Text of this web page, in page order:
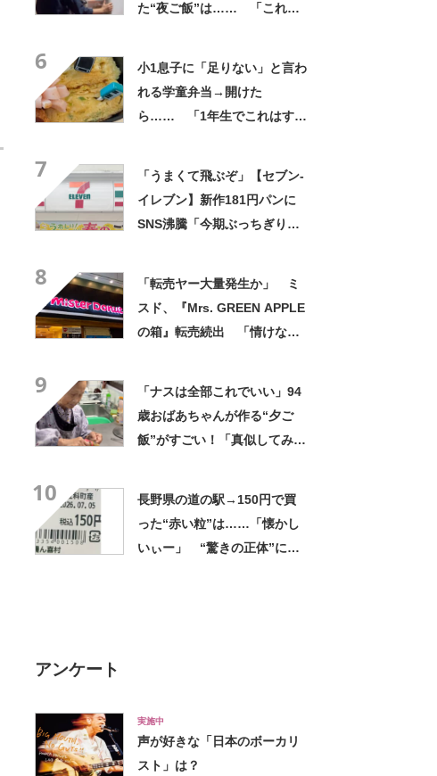
た“夜ご飯”は…… 「これぞ
6
小1息子に「足りない」と言わ
れる学童弁当→開けた
ら…… 「1年生でこれはすご
7
「うまくて飛ぶぞ」【セブン‐
イレブン】新作181円パンに
SNS沸騰「今期ぶっちぎりで
8
「転売ヤー大量発生か」 ミ
スド、『Mrs. GREEN APPLE
の箱』転売続出 「情けない
9
「ナスは全部これでいい」94
歳おばあちゃんが作る“夕ご
飯”がすごい！「真似してみま
10
長野県の道の駅→150円で買
った“赤い粒”は……「懐かし
いぃー」 “驚きの正体”に
アンケート
実施中
声が好きな「日本のボーカリ
スト」は？